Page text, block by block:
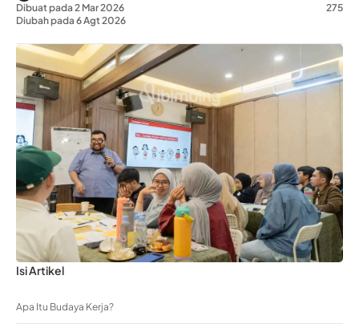
Dibuat pada 2 Mar 2026
Diubah pada 6 Agt 2026
275
Isi Artikel
Apa Itu Budaya Kerja?